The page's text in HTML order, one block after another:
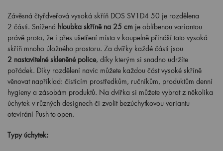
Závěsná čtyřdveřová vysoká skříň DOS SV1D4 50 je rozdělena
2 části. Snížená hloubka skříně na 25 cm je oblíbenou variantou
právě proto, že i přes ušetření místa v koupelně přináší tato vysoká
skříň mnoho úložného prostoru. Za dvířky každé části jsou
2 nastavitelné skleněné police, díky kterým si snadno udržíte
pořádek. Díky rozdělení navíc můžete každou část vysoké skříně
věnovat například: čistícím prostředkům, ručníkům, produktům denní
hygieny a zásobám produktů. Na dvířka si můžete vybrat z několika
úchytek v různých designech či zvolit bezúchytkovou variantu
otevírání Push-to-open.
Typy úchytek: